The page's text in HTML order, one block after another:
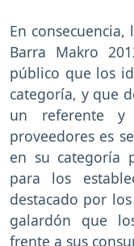
En
Barra Makro
público que los
categoría, y que
un referente
proveedores es
en su categoría
para los
destacado por
galardón que
frente a sus